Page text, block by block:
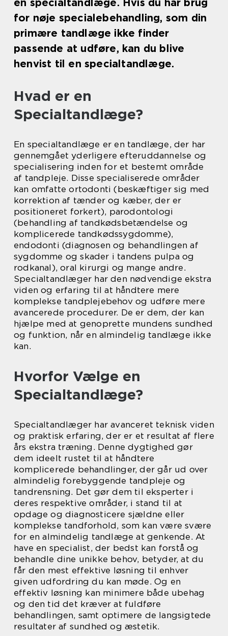
en specialtandlæge. Hvis du har brug
for nøje specialebehandling, som din
primære tandlæge ikke finder
passende at udføre, kan du blive
henvist til en specialtandlæge.
Hvad er en
Specialtandlæge?
En specialtandlæge er en tandlæge, der har
gennemgået yderligere efteruddannelse og
specialisering inden for et bestemt område
af tandpleje. Disse specialiserede områder
kan omfatte ortodonti (beskæftiger sig med
korrektion af tænder og kæber, der er
positioneret forkert), parodontologi
(behandling af tandkødsbetændelse og
komplicerede tandkødssygdomme),
endodonti (diagnosen og behandlingen af
sygdomme og skader i tandens pulpa og
rodkanal ), oral kirurgi og mange andre.
Specialtandlæger har den nødvendige ekstra
viden og erfaring til at håndtere mere
komplekse tandplejebehov og udføre mere
avancerede procedurer. De er dem, der kan
hjælpe med at genoprette mundens sundhed
og funktion, når en almindelig tandlæge ikke
kan.
Hvorfor Vælge en
Specialtandlæge?
Specialtandlæger har avanceret teknisk viden
og praktisk erfaring, der er et resultat af flere
års ekstra træning. Denne dygtighed gør
dem ideelt rustet til at håndtere
komplicerede behandlinger, der går ud over
almindelig forebyggende tandpleje og
tandrensning. Det gør dem til eksperter i
deres respektive områder, i stand til at
opdage og diagnosticere sjældne eller
komplekse tandforhold, som kan være svære
for en almindelig tandlæge at genkende. At
have en specialist, der bedst kan forstå og
behandle dine unikke behov, betyder, at du
får den mest effektive løsning til enhver
given udfordring du kan møde. Og en
effektiv løsning kan minimere både ubehag
og den tid det kræver at fuldføre
behandlingen, samt optimere de langsigtede
resultater af sundhed og æstetik.